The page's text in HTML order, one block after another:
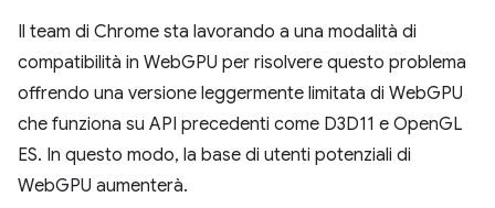
Il team di Chrome sta lavorando a una modalità di
compatibilità in WebGPU per risolvere questo problema
offrendo una versione leggermente limitata di WebGPU
che funziona su API precedenti come D3D11 e OpenGL
ES. In questo modo, la base di utenti potenziali di
WebGPU aumenterà.